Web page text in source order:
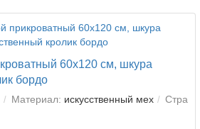
60х120 см, шкура
бордо
Материал: искусственный мех
Стра